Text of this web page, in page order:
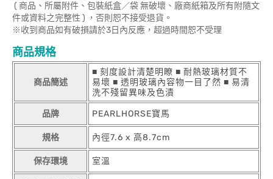
( 商品、所屬附件、包裝紙盒／袋 無破壞、廠商紙箱及所有附隨文
件或資料之完整性 ) ，否則恕不接受退貨。
※收到商品如有破損請於3日內反應，超過時間恕不受理
商品規格
商品簡述
■ 刻度設計清楚明瞭 ■ 耐熱玻璃材質不
易壞 ■ 透明玻璃內容物一目了然 ■ 易清
洗不殘留異味及色漬
品牌 PEARLHORSE寶馬
規格 內徑7.6 x 高8.7cm
保存環境 室溫